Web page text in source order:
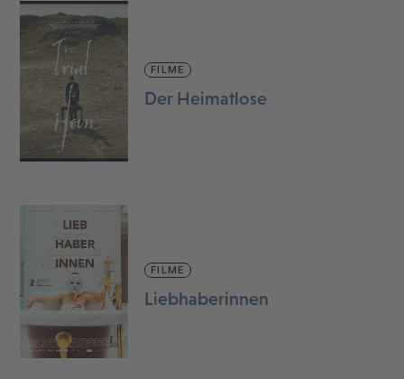
FILME
Der Heimatlose
FILME
Liebhaberinnen